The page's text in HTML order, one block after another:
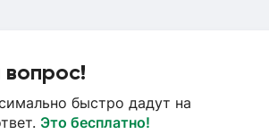
быстро дадут на
Это бесплатно!